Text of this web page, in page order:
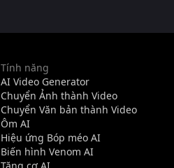
Tính năng
AI Video Generator
Chuyển Ảnh thành Video
Chuyển Văn bản thành Video
Ôm AI
Hiệu ứng Bóp méo AI
Biến hình Venom AI